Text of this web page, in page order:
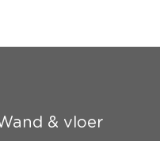
& vloer